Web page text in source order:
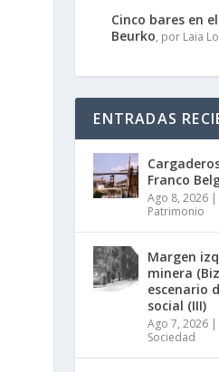
Cinco bares en
Beurko, por Laia
ENTRADAS
Franco
Ago 8, 2026 |
Patrimonio
Margen
minera
escenario
social (III)
Ago 7, 2026 |
Sociedad